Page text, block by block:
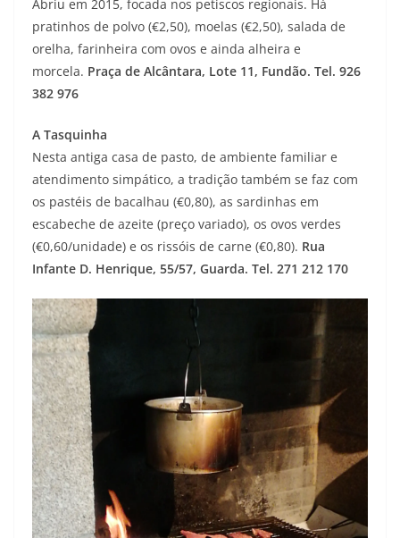
Abriu em 2015, focada nos petiscos regionais. Há
pratinhos de polvo (€2,50), moelas (€2,50), salada de
orelha, farinheira com ovos e ainda alheira e
morcela. Praça de Alcântara, Lote 11, Fundão. Tel. 926
382 976
A Tasquinha
Nesta antiga casa de pasto, de ambiente familiar e
atendimento simpático, a tradição também se faz com
os pastéis de bacalhau (€0,80), as sardinhas em
escabeche de azeite (preço variado), os ovos verdes
(€0,60/unidade) e os rissóis de carne (€0,80). Rua
Infante D. Henrique, 55/57, Guarda. Tel. 271 212 170